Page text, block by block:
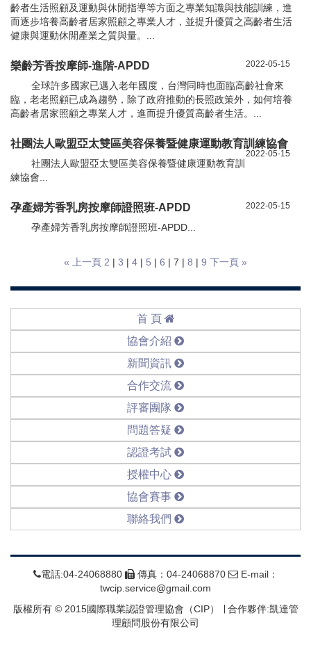
齡者生活照顧及運動與休閒指導等方面之專業知識與技能訓練，進
而逐步培養高齡者居家照顧之專業人才，並提升優質之高齡者生活
健康與運動休閒產業之質與量。...
樂齡芳香按摩師-進階-APDD 2022-05-15
全球許多國家已邁入老年國度，台灣同時也面臨高齡社會來
臨，老老照顧已成為趨勢，除了政府推動的長照政策外，如何培養
高齡者居家照顧之專業人才，進而提升優質高齡者生活。...
社團法人歐盟亞太雙區美容保養暨健康運動教育訓練協會
2022-05-15
社團法人歐盟亞太雙區美容保養暨健康運動教育訓
練協會...
孕產婦芳香乳房按摩師證照班-APDD 2022-05-15
孕產婦芳香乳房按摩師證照班-APDD...
« 上一頁 2 | 3 | 4 | 5 | 6 | 7 | 8 | 9 下一頁 »
首 頁
協會介紹
新聞資訊
合作交流
評審團隊
問題答疑
認證考試
授權中心
協會賽事
聯絡我們
電話:04-24068880 傳真：04-24068870
E-mail：
twcip.service@gmail.com
版權所有 © 2015國際職業認證管理協會（CIP） ∣ 合作夥伴:凱達管
理顧問股份有限公司